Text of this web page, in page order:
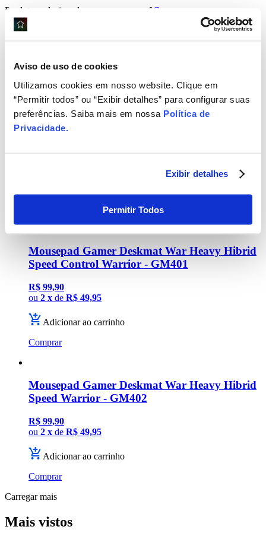
Aviso de uso de cookies
Utilizamos cookies em nosso website. Clique em
“Permitir todos” ou “Exibir detalhes” para configurar suas
preferências. Saiba mais em nossa Política de
Privacidade
Exibir detalhes
Permitir Todos
Produtos selecionados para comparar: 0Comparar
próximo
Mousepad Gamer Deskmat War Heavy Hibrid
Speed Control Preto Warrior - GM400
Mousepad Gamer Deskmat War Heavy Hibrid
Speed Control Warrior - GM401
R$ 99,90
ou 2 x de R$ 49,95
Adicionar ao carrinho
Comprar
Mousepad Gamer Deskmat War Heavy Hibrid
Speed Warrior - GM402
R$ 99,90
ou 2 x de R$ 49,95
Adicionar ao carrinho
Comprar
Carregar mais
Mais vistos